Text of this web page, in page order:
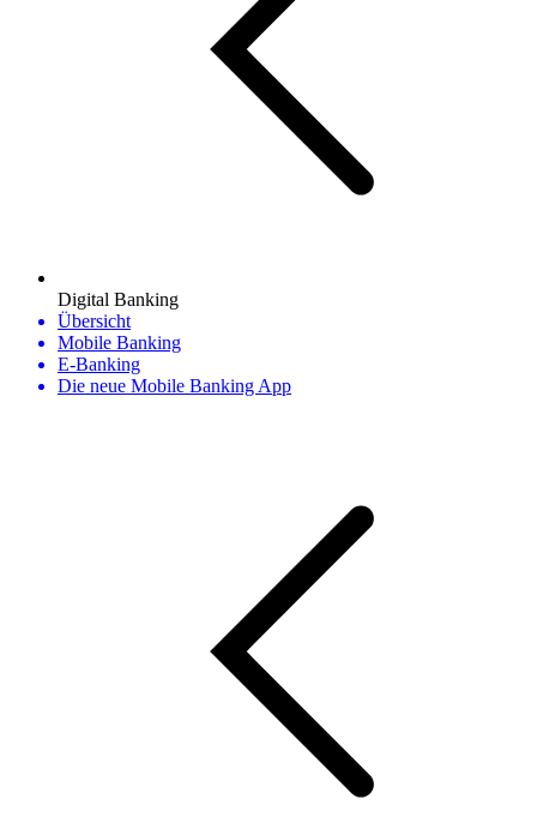
Digital Banking
Übersicht
Mobile Banking
E-Banking
Die neue Mobile Banking App